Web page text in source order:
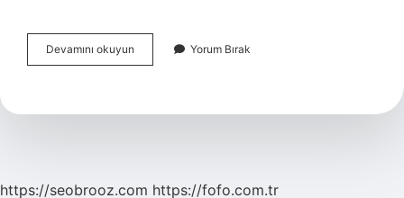
Devamını okuyun
Şeyler
Şey
Yorum Bırak
https://seobrooz.com https://fofo.com.tr